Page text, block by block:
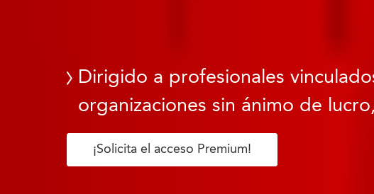
Dirigido a profesionales
organizaciones sin ánimo de
¡Solicita el acceso Premium!